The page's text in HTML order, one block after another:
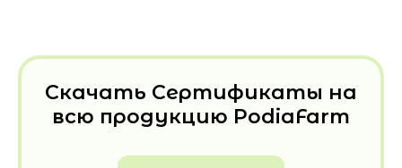
Скачать Сертификаты на
всю продукцию PodiaFarm